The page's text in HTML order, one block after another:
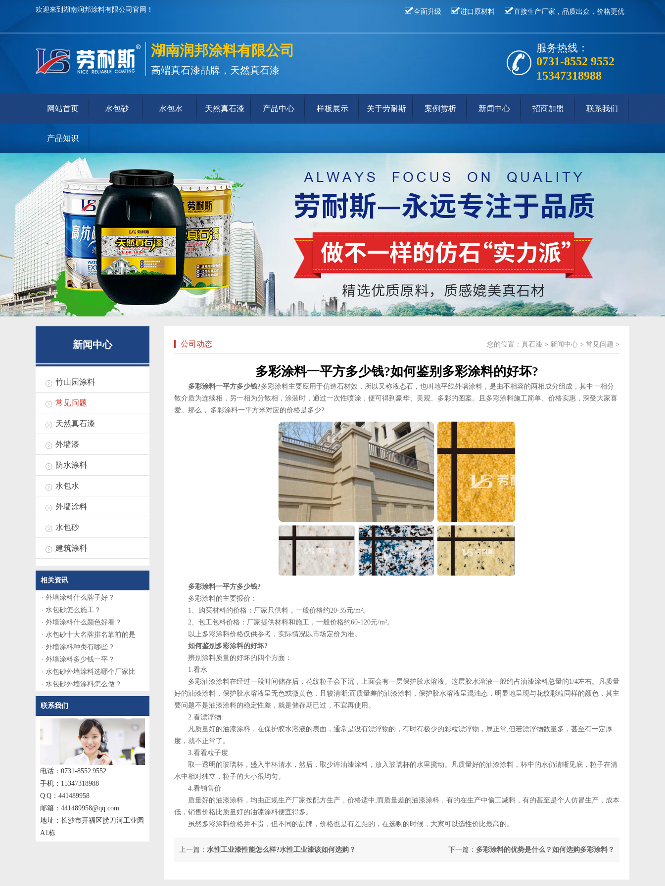
欢迎来到湖南润邦涂料有限公司官网！ 全面升级 进口原材料 直接生产厂家，品质出众，价格更优
湖南润邦涂料有限公司
高端真石漆品牌，天然真石漆
服务热线：
0731-8552 9552
15347318988
网站首页 水包砂 水包水 天然真石漆 产品中心 样板展示 关于劳耐斯 案例赏析 新闻中心 招商加盟 联系我们
产品知识
新闻中心
竹山园涂料
常见问题
天然真石漆
外墙漆
防水涂料
水包水
外墙涂料
水包砂
建筑涂料
相关资讯
外墙涂料什么牌子好？
水包砂怎么施工？
外墙涂料什么颜色好看？
水包砂十大名牌排名靠前的是
外墙涂料种类有哪些？
外墙涂料多少钱一平？
水包砂外墙涂料选哪个厂家比
水包砂外墙涂料怎么做？
联系我们
电话：0731-8552 9552
手机：15347318988
Q Q：441489958
邮箱：441489958@qq.com
地址：长沙市开福区捞刀河工业园
A1栋
公司动态 您的位置： 真石漆 > 新闻中心 > 常见问题 >
多彩涂料一平方多少钱?如何鉴别多彩涂料的好坏?
多彩涂料一平方多少钱?多彩涂料主要应用于仿造石材效，所以又称液态石，也叫地平线外墙涂料，是由不相容的两相成分组成，其中一相分
散介质为连续相，另一相为分散相，涂装时，通过一次性喷涂，便可得到豪华、美观、多彩的图案。且多彩涂料施工简单、价格实惠，深受大家喜
爱。那么， 多彩涂料一平方米对应的价格是多少?
多彩涂料一平方多少钱?
多彩涂料的主要报价：
1、购买材料的价格：厂家只供料，一般价格约20-35元/m²。
2、包工包料价格：厂家提供材料和施工，一般价格约60-120元/m²。
以上多彩涂料价格仅供参考，实际情况以市场定价为准。
如何鉴别多彩涂料的好坏?
辨别涂料质量的好坏的四个方面：
1.看水
多彩油漆涂料在经过一段时间储存后，花纹粒子会下沉，上面会有一层保护胶水溶液。这层胶水溶液一般约占油漆涂料总量的1/4左右。凡质量
好的油漆涂料，保护胶水溶液呈无色或微黄色，且较清晰;而质量差的油漆涂料，保护胶水溶液呈混浊态，明显地呈现与花纹彩粒同样的颜色，其主
要问题不是油漆涂料的稳定性差，就是储存期已过，不宜再使用。
2.看漂浮物:
凡质量好的油漆涂料，在保护胶水溶液的表面，通常是没有漂浮物的，有时有极少的彩粒漂浮物，属正常;但若漂浮物数量多，甚至有一定厚
度，就不正常了。
3.看看粒子度
取一透明的玻璃杯，盛入半杯清水，然后，取少许油漆涂料，放入玻璃杯的水里搅动。凡质量好的油漆涂料，杯中的水仍清晰见底，粒子在清
水中相对独立，粒子的大小很均匀。
4.看销售价
质量好的油漆涂料，均由正规生产厂家按配方生产，价格适中;而质量差的油漆涂料，有的在生产中偷工减料，有的甚至是个人仿冒生产，成本
低，销售价格比质量好的油漆涂料便宜得多。
虽然多彩涂料价格并不贵，但不同的品牌，价格也是有差距的，在选购的时候，大家可以选性价比最高的。
下一篇： 多彩涂料的优势是什么？如何选购多彩涂料？
上一篇： 水性工业漆性能怎么样?水性工业漆该如何选购？